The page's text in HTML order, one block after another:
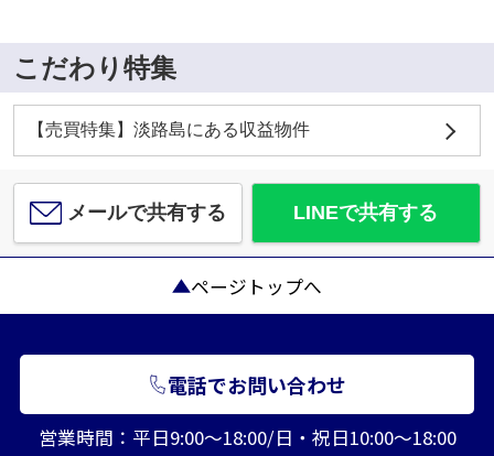
こだわり特集
【売買特集】淡路島にある収益物件
メールで共有する LINEで共有する
ページトップへ
電話でお問い合わせ
営業時間：平日9:00～18:00/日・祝日10:00～18:00